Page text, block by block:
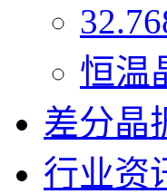
恒温
差分晶
行业资